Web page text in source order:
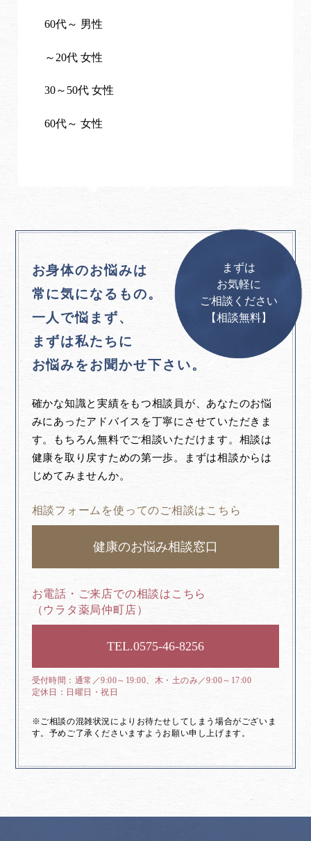
60代～ 男性
～20代 女性
30～50代 女性
60代～ 女性
お身体のお悩みは
常に気になるもの。
一人で悩まず、
まずは私たちに
お悩みをお聞かせ下さい。
確かな知識と実績をもつ相談員が、あなたのお悩
みにあったアドバイスを丁寧にさせていただきま
す。もちろん無料でご相談いただけます。相談は
健康を取り戻すための第一歩。まずは相談からは
じめてみませんか。
相談フォームを使ってのご相談はこちら
健康のお悩み相談窓口
お電話・ご来店での相談はこちら
（ウラタ薬局仲町店）
0575-46-8256
通常／9:00～19:00、木・土のみ／9:00～17:00
日曜日・祝日
※ご相談の混雑状況によりお待たせしてしまう場合がございま
す。予めご了承くださいますようお願い申し上げます。
まずは
お気軽に
ご相談ください
【相談無料】